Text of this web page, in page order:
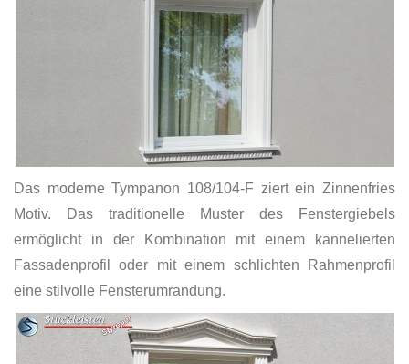
Das moderne Tympanon 108/104-F ziert ein Zinnenfries
Motiv. Das traditionelle Muster des Fenstergiebels
ermöglicht in der Kombination mit einem kannelierten
Fassadenprofil oder mit einem schlichten Rahmenprofil
eine stilvolle Fensterumrandung.